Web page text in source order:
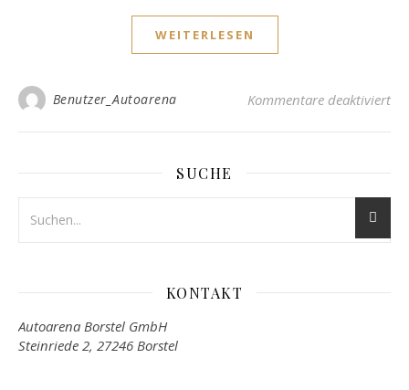
WEITERLESEN
Benutzer_Autoarena Kommentare deaktiviertfür
SUCHE
KONTAKT
Autoarena Borstel GmbH
Steinriede 2, 27246 Borstel